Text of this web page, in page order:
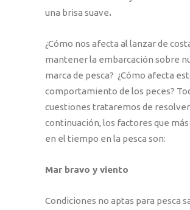
una brisa suave.
¿Cómo nos afecta al lanzar de
mantener la embarcación sobre
marca de pesca? ¿Cómo afecta
comportamiento de los peces?
cuestiones trataremos de
continuación, los factores que
en el tiempo en la pesca son:
Mar bravo y viento
Condiciones no aptas para pesca